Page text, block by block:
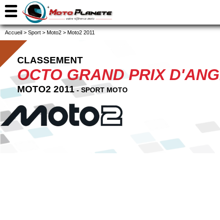
Accueil > Sport > Moto2 > Moto2 2011
CLASSEMENT
OCTO GRAND PRIX
MOTO2 2011- SPORT MOTO